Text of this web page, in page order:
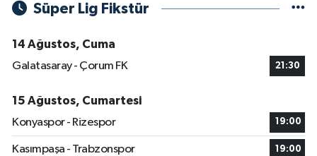
Süper Lig Fikstür
14 Ağustos, Cuma
Galatasaray - Çorum FK
21:30
15 Ağustos, Cumartesi
Konyaspor - Rizespor
19:00
Kasımpaşa - Trabzonspor 19:00